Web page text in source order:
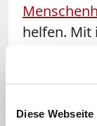
Diese
helfen. Mit
Wege
befreien
komplexes